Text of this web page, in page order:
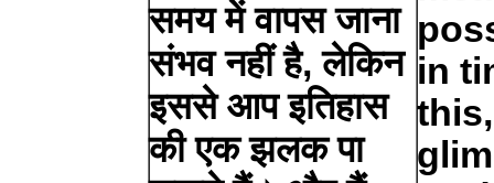
समय में वापस जाना
संभव नहीं है, लेकिन
इससे आप इतिहास
की एक झलक पा
in